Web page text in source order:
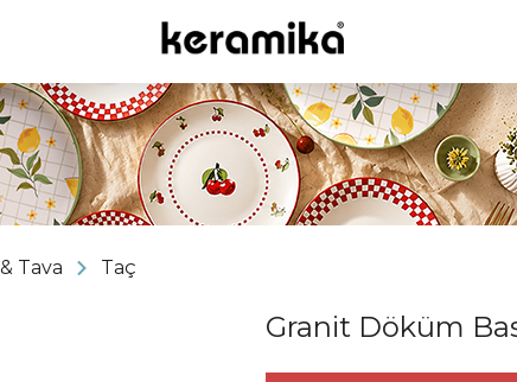
Tava Taç
Granit Döküm